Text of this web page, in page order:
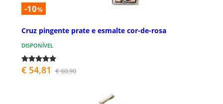
-10%
Cruz pingente prate e esmalte cor-de-rosa
DISPONÍVEL
€ 54,81 € 60,90